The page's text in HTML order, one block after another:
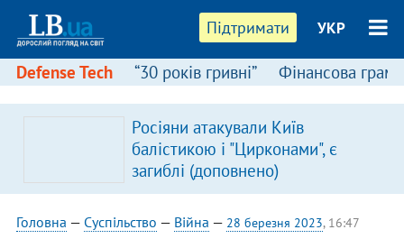
Підтримати УКР
Defense Tech “30 років гривні” Фінансова
Росіяни атакували Київ
балістикою і "Цирконами", є
загиблі (доповнено)
Головна — Суспільство — Війна — 28 березня 2023, 16:47